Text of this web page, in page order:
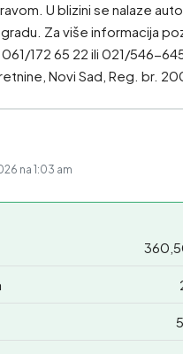
U blizini se nalaze
Za više informacija
172 65 22 ili 021/546-
Novi Sad, Reg. br.
na 1:03 am